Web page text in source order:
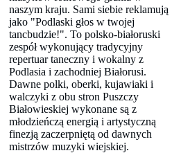
naszym kraju. Sami siebie reklamują
jako "Podlaski głos w twojej
tancbudzie!". To polsko-białoruski
zespół wykonujący tradycyjny
repertuar taneczny i wokalny z
Podlasia i zachodniej Białorusi.
Dawne polki, oberki, kujawiaki i
walczyki z obu stron Puszczy
Białowieskiej wykonane są z
młodzieńczą energią i artystyczną
finezją zaczerpniętą od dawnych
mistrzów muzyki wiejskiej.